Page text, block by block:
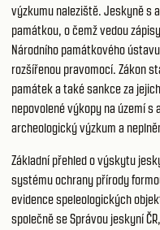
výzkumu naleziště. Jeskyně s
památkou, o čemž vedou
Národního památkového
rozšířenou pravomocí. Zákon
památek a také sankce za
nepovolené výkopy na území
archeologický výzkum a
Základní přehled o výskytu
systému ochrany přírody
evidence speleologických
společně se Správou jeskyní